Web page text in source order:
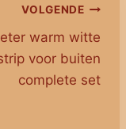
VOLGENDE
warm witte
voor buiten
complete set